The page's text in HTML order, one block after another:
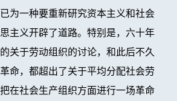
为一种要重新研究资本主义和社会
主义开辟了道路。特别是，六十年
关于劳动组织的讨论，和此后不久
命，都超出了关于平均分配社会劳
在社会生产组织方面进行一场革命